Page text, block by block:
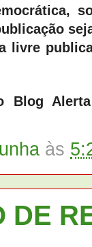
livre
Blog
às
DE